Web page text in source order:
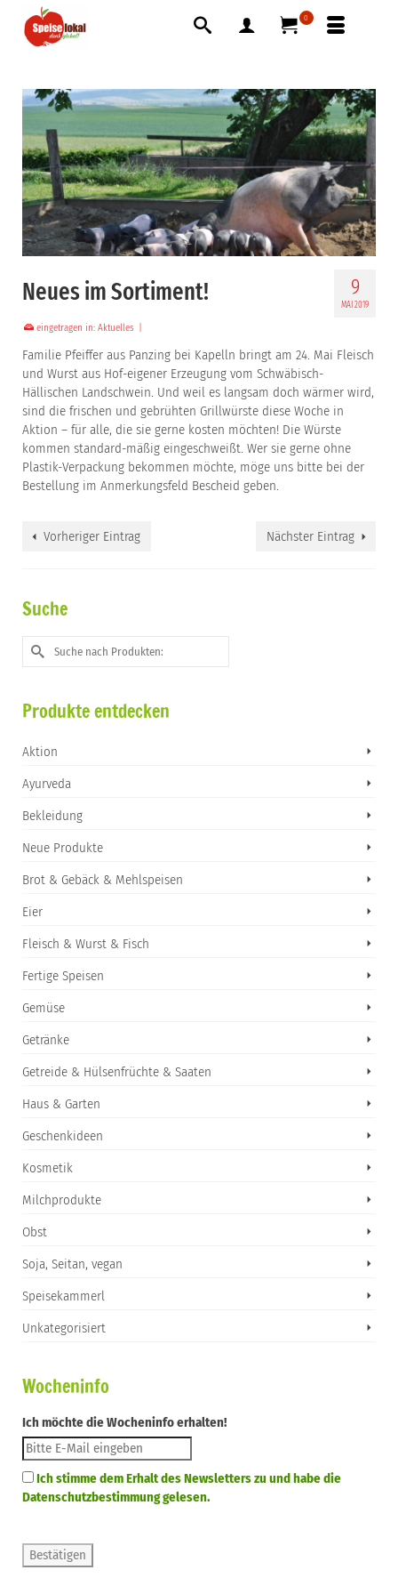
0
9
MAI 2019
Neues im Sortiment!
eingetragen in: Aktuelles
Familie Pfeiffer aus Panzing bei Kapelln bringt am 24. Mai Fleisch
und Wurst aus Hof-eigener Erzeugung vom Schwäbisch-
Hällischen Landschwein. Und weil es langsam doch wärmer wird,
sind die frischen und gebrühten Grillwürste diese Woche in
Aktion – für alle, die sie gerne kosten möchten! Die Würste
kommen standard-mäßig eingeschweißt. Wer sie gerne ohne
Plastik-Verpackung bekommen möchte, möge uns bitte bei der
Bestellung im Anmerkungsfeld Bescheid geben.
Vorheriger Eintrag Nächster Eintrag
Suche
Suche
nach:
Produkte entdecken
Aktion
Ayurveda
Bekleidung
Neue Produkte
Brot & Gebäck & Mehlspeisen
Eier
Fleisch & Wurst & Fisch
Fertige Speisen
Gemüse
Getränke
Getreide & Hülsenfrüchte & Saaten
Haus & Garten
Geschenkideen
Kosmetik
Milchprodukte
Obst
Soja, Seitan, vegan
Speisekammerl
Unkategorisiert
Wocheninfo
Ich möchte die Wocheninfo erhalten!
Ich stimme dem Erhalt des Newsletters zu und habe die
Datenschutzbestimmung gelesen.